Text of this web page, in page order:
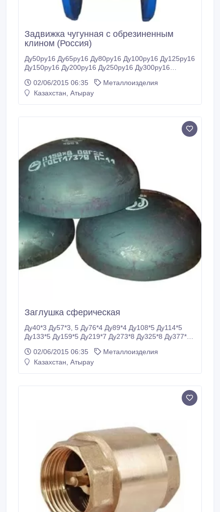
Задвижка чугунная с обрезиненным
клином (Россия)
Ду50ру16 Ду65ру16 Ду80ру16 Ду100ру16 Ду125ру16
Ду150ру16 Ду200ру16 Ду250ру16 Ду300ру16
02/06/2015 06:35
Металлоизделия
Казахстан, Атырау
Заглушка сферическая
Ду40*3 Ду57*3, 5 Ду76*4 Ду89*4 Ду108*5 Ду114*5
Ду133*5 Ду159*5 Ду219*7 Ду273*8 Ду325*8 Ду377*8
02/06/2015 06:35
Металлоизделия
Казахстан, Атырау